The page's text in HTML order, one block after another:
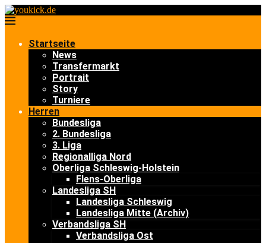
Startseite
News
Transfermarkt
Portrait
Story
Turniere
Herren
Bundesliga
2. Bundesliga
3. Liga
Regionalliga Nord
Oberliga Schleswig-Holstein
Flens-Oberliga
Landesliga SH
Landesliga Schleswig
Landesliga Mitte (Archiv)
Verbandsliga SH
Verbandsliga Ost